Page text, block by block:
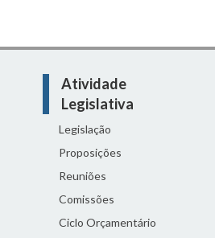
Atividade
Legislativa
Legislação
Proposições
Reuniões
Comissões
Ciclo Orçamentário